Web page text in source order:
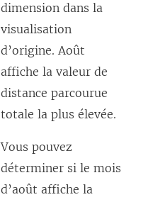
dimension dans la
visualisation
d’origine. Août
affiche la valeur de
distance parcourue
totale la plus élevée.
Vous pouvez
déterminer si le mois
d’août affiche la